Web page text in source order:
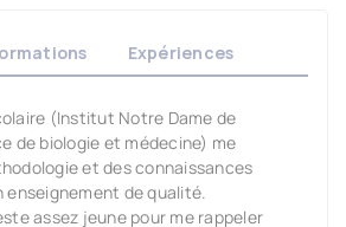
Expériences
(Institut Notre Dame de
de biologie et médecine) me
et des connaissances
enseignement de qualité.
assez jeune pour me rappeler